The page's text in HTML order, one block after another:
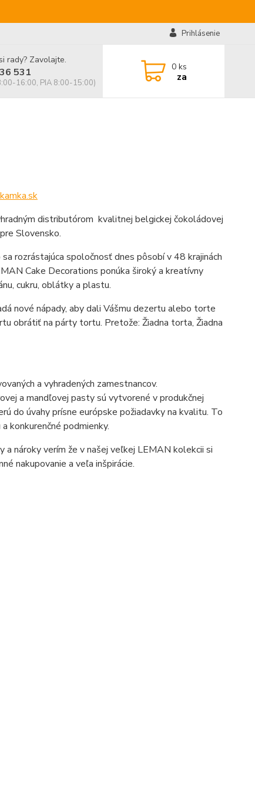
Prihlásenie
rady? Zavolajte.
531
16:00, PIA 8:00-15:00)
0 ks
za
distributórom kvalitnej belgickej čokoládovej
Slovensko.
rozrástajúca spoločnosť dnes pôsobí v 48 krajinách
Cake Decorations ponúka široký a kreatívny
cukru, oblátky a plastu.
nové nápady, aby dali Vášmu dezertu alebo torte
obrátiť na párty tortu. Pretože: Žiadna torta, Žiadna
a vyhradených zamestnancov.
a mandľovej pasty sú vytvorené v produkčnej
do úvahy prísne európske požiadavky na kvalitu. To
konkurenčné podmienky.
nároky verím že v našej veľkej LEMAN kolekcii si
nakupovanie a veľa inšpirácie.